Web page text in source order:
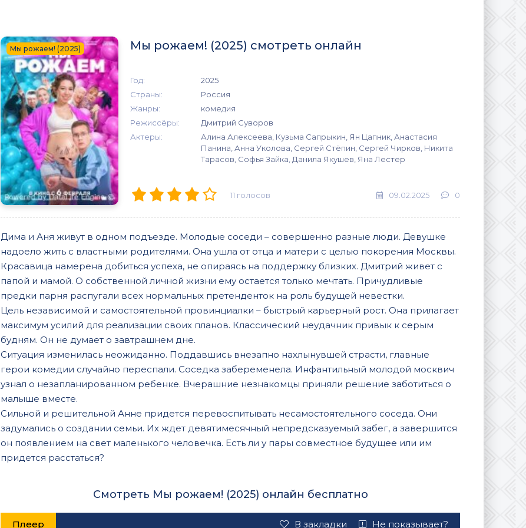
Мы рожаем! (2025) Мы рожаем! (2025) смотреть онлайн
Год:
2025
Страны:
Россия
Жанры:
комедия
Режиссёры:
Дмитрий Суворов
Актеры:
Алина Алексеева, Кузьма Сапрыкин, Ян Цапник, Анастасия
Панина, Анна Уколова, Сергей Стёпин, Сергей Чирков, Никита
Тарасов, Софья Зайка, Данила Якушев, Яна Лестер
11 голосов 09.02.2025 0
Дима и Аня живут в одном подъезде. Молодые соседи – совершенно разные люди. Девушке
надоело жить с властными родителями. Она ушла от отца и матери с целью покорения Москвы.
Красавица намерена добиться успеха, не опираясь на поддержку близких. Дмитрий живет с
папой и мамой. О собственной личной жизни ему остается только мечтать. Причудливые
предки парня распугали всех нормальных претенденток на роль будущей невестки.
Цель независимой и самостоятельной провинциалки – быстрый карьерный рост. Она прилагает
максимум усилий для реализации своих планов. Классический неудачник привык к серым
будням. Он не думает о завтрашнем дне.
Ситуация изменилась неожиданно. Поддавшись внезапно нахлынувшей страсти, главные
герои комедии случайно переспали. Соседка забеременела. Инфантильный молодой москвич
узнал о незапланированном ребенке. Вчерашние незнакомцы приняли решение заботиться о
малыше вместе.
Сильной и решительной Анне придется перевоспитывать несамостоятельного соседа. Они
задумались о создании семьи. Их ждет девятимесячный непредсказуемый забег, а завершится
он появлением на свет маленького человечка. Есть ли у пары совместное будущее или им
придется расстаться?
Смотреть Мы рожаем! (2025) онлайн бесплатно
Плеер В закладки Не показывает?